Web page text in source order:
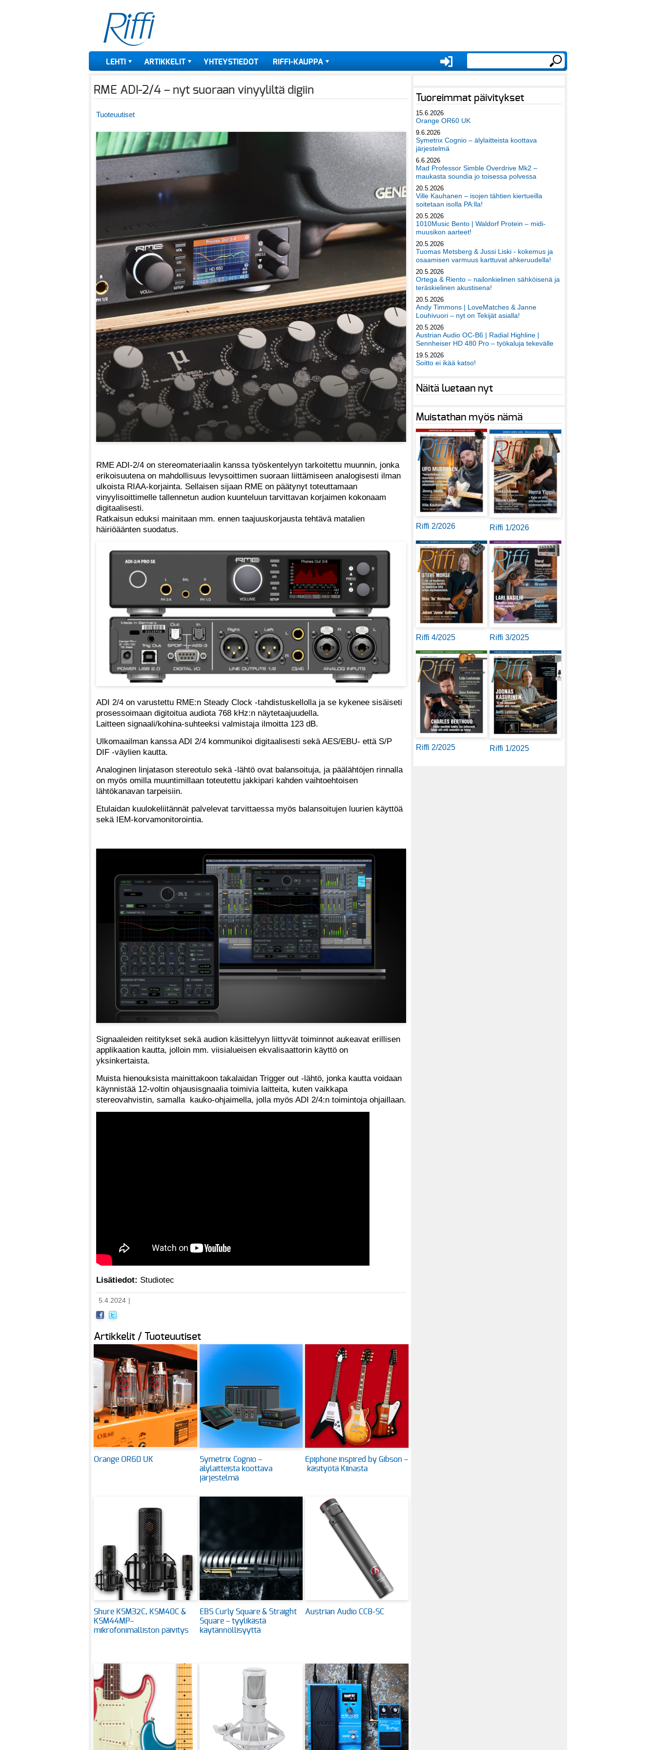
LEHTI ARTIKKELIT YHTEYSTIEDOT RIFFI-KAUPPA
RME ADI-2/4 – nyt suoraan vinyyliltä digiin
Tuoteuutiset
RME ADI-2/4 on stereomateriaalin kanssa työskentelyyn tarkoitettu muunnin, jonka
erikoisuutena on mahdollisuus levysoittimen suoraan liittämiseen analogisesti ilman
ulkoista RIAA-korjainta. Sellaisen sijaan RME on päätynyt toteuttamaan
vinyylisoittimelle tallennetun audion kuunteluun tarvittavan korjaimen kokonaam
digitaalisesti.
Ratkaisun eduksi mainitaan mm. ennen taajuuskorjausta tehtävä matalien
häiriöäänten suodatus.
ADI 2/4 on varustettu RME:n Steady Clock -tahdistuskellolla ja se kykenee sisäiseti
prosessoimaan digitoitua audiota 768 kHz:n näytetaajuudella.
Laitteen signaali/kohina-suhteeksi valmistaja ilmoitta 123 dB.
Ulkomaailman kanssa ADI 2/4 kommunikoi digitaalisesti sekä AES/EBU- että S/P
DIF -väylien kautta.
Analoginen linjatason stereotulo sekä -lähtö ovat balansoituja, ja päälähtöjen rinnalla
on myös omilla muuntimillaan toteutettu jakkipari kahden vaihtoehtoisen
lähtökanavan tarpeisiin.
Etulaidan kuulokeliitännät palvelevat tarvittaessa myös balansoitujen luurien käyttöä
sekä IEM-korvamonitorointia.
Signaaleiden reititykset sekä audion käsittelyyn liittyvät toiminnot aukeavat erillisen
applikaation kautta, jolloin mm. viisialueisen ekvalisaattorin käyttö on
yksinkertaista.
Muista hienouksista mainittakoon takalaidan Trigger out -lähtö, jonka kautta voidaan
käynnistää 12-voltin ohjausisgnaalia toimivia laitteita, kuten vaikkapa
stereovahvistin, samalla kauko-ohjaimella, jolla myös ADI 2/4:n toimintoja ohjaillaan.
Lisätiedot: Studiotec
5.4.2024
Artikkelit / Tuoteuutiset
Orange OR60 UK
Symetrix Cognio –
älylaitteista koottava
järjestelmä
Epiphone inspired by Gibson –
käsityötä Kiinasta
Shure KSM32C, KSM40C &
KSM44MP–
mikrofonimalliston päivitys
EBS Curly Square & Straight
Square – tyylikästä
käytännöllisyyttä
Austrian Audio CC8-SC
Tuoreimmat päivitykset
15.6.2026
Orange OR60 UK
9.6.2026
Symetrix Cognio – älylaitteista koottava
järjestelmä
6.6.2026
Mad Professor Simble Overdrive Mk2 –
maukasta soundia jo toisessa polvessa
20.5.2026
Ville Kauhanen – isojen tähtien kiertueilla
soitetaan isolla PA:lla!
20.5.2026
1010Music Bento | Waldorf Protein – midi-
muusikon aarteet!
20.5.2026
Tuomas Metsberg & Jussi Liski - kokemus ja
osaamisen varmuus karttuvat ahkeruudella!
20.5.2026
Ortega & Riento – nailonkielinen sähköisenä ja
teräskielinen akustisena!
20.5.2026
Andy Timmons | LoveMatches & Janne
Louhivuori – nyt on Tekijät asialla!
20.5.2026
Austrian Audio OC-B6 | Radial Highline |
Sennheiser HD 480 Pro – työkaluja tekevälle
19.5.2026
Soitto ei ikää katso!
Näitä luetaan nyt
Muistathan myös nämä
Riffi 2/2026 Riffi 1/2026
Riffi 4/2025 Riffi 3/2025
Riffi 2/2025 Riffi 1/2025